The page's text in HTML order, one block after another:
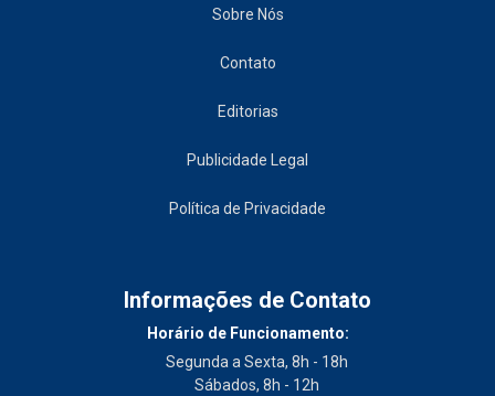
Sobre Nós
Contato
Editorias
Publicidade Legal
Política de Privacidade
Informações de Contato
Horário de Funcionamento:
Segunda a Sexta, 8h - 18h
Sábados, 8h - 12h